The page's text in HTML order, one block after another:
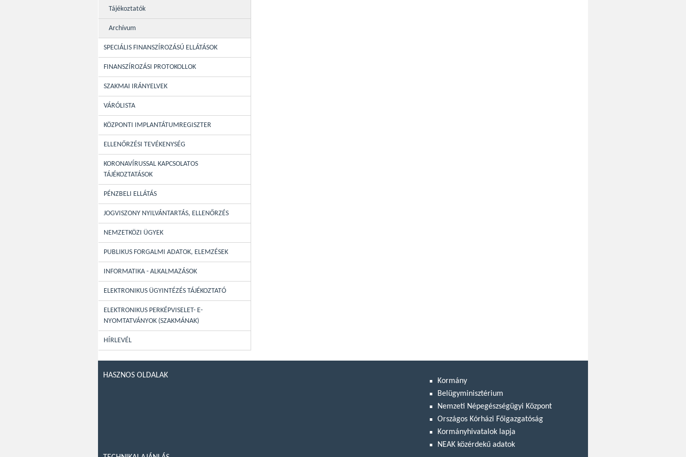
Tájékoztatók
Archívum
SPECIÁLIS FINANSZÍROZÁSÚ ELLÁTÁSOK
FINANSZÍROZÁSI PROTOKOLLOK
SZAKMAI IRÁNYELVEK
VÁRÓLISTA
KÖZPONTI IMPLANTÁTUMREGISZTER
ELLENŐRZÉSI TEVÉKENYSÉG
KORONAVÍRUSSAL KAPCSOLATOS
TÁJÉKOZTATÁSOK
PÉNZBELI ELLÁTÁS
JOGVISZONY NYILVÁNTARTÁS, ELLENŐRZÉS
NEMZETKÖZI ÜGYEK
PUBLIKUS FORGALMI ADATOK, ELEMZÉSEK
INFORMATIKA - ALKALMAZÁSOK
ELEKTRONIKUS ÜGYINTÉZÉS TÁJÉKOZTATÓ
ELEKTRONIKUS PERKÉPVISELET- E-
NYOMTATVÁNYOK (SZAKMÁNAK)
HÍRLEVÉL
HASZNOS OLDALAK
Kormány
Belügyminisztérium
Nemzeti Népegészségügyi Központ
Országos Kórházi Főigazgatóság
Kormányhivatalok lapja
NEAK közérdekű adatok